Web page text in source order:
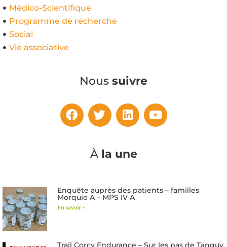
Médico-Scientifique
Programme de recherche
Social
Vie associative
Nous suivre
À la une
Enquête auprès des patients – familles
Morquio A – MPS IV A
En savoir +
Trail Corcy Endurance – Sur les pas de Tanguy